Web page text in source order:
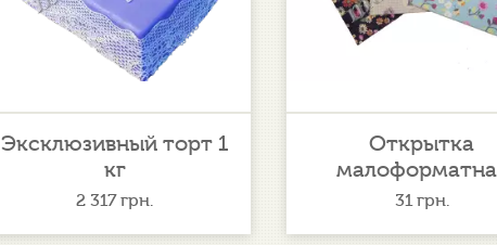
Эксклюзивный торт 1
кг
2 317грн.
Открытка
31грн.